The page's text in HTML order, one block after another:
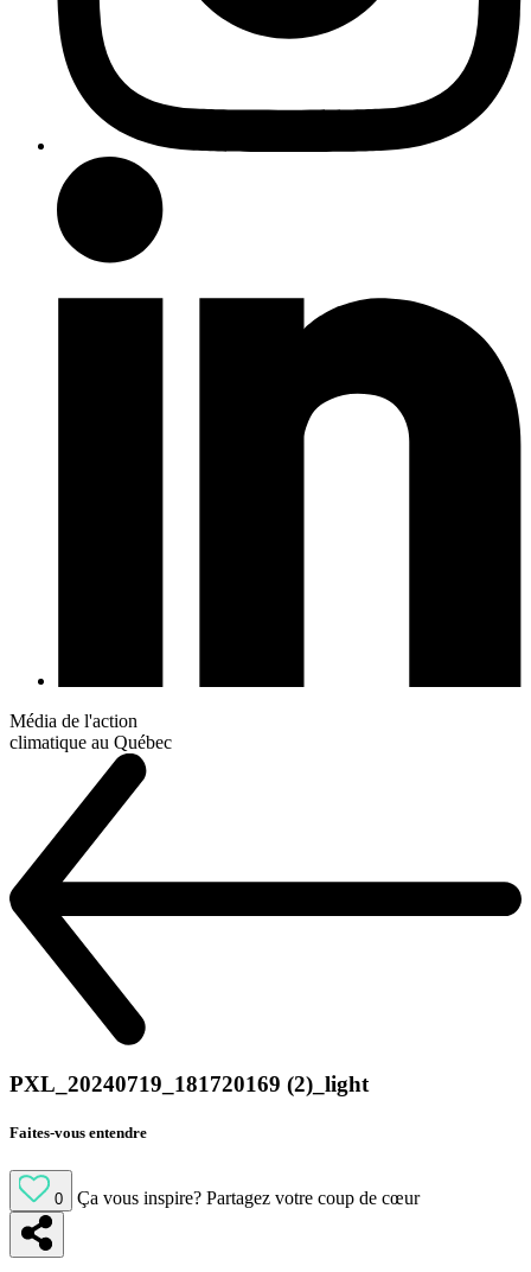
Média de l'action
climatique au Québec
PXL_20240719_181720169 (2)_light
Faites-vous entendre
0 Ça vous inspire? Partagez votre coup de cœur